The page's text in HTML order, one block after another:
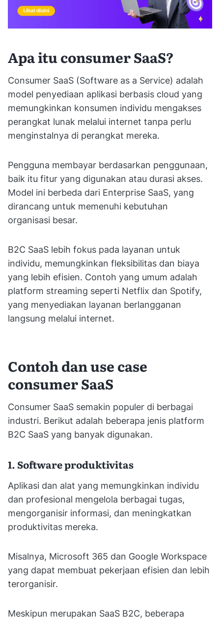
Apa itu consumer SaaS?
Consumer SaaS (Software as a Service) adalah
model penyediaan aplikasi berbasis cloud yang
memungkinkan konsumen individu mengakses
perangkat lunak melalui internet tanpa perlu
menginstalnya di perangkat mereka.
Pengguna membayar berdasarkan penggunaan,
baik itu fitur yang digunakan atau durasi akses.
Model ini berbeda dari Enterprise SaaS, yang
dirancang untuk memenuhi kebutuhan
organisasi besar.
B2C SaaS lebih fokus pada layanan untuk
individu, memungkinkan fleksibilitas dan biaya
yang lebih efisien. Contoh yang umum adalah
platform streaming seperti Netflix dan Spotify,
yang menyediakan layanan berlangganan
langsung melalui internet.
Contoh dan use case
consumer SaaS
Consumer SaaS semakin populer di berbagai
industri. Berikut adalah beberapa jenis platform
B2C SaaS yang banyak digunakan.
1. Software produktivitas
Aplikasi dan alat yang memungkinkan individu
dan profesional mengelola berbagai tugas,
mengorganisir informasi, dan meningkatkan
produktivitas mereka.
Misalnya, Microsoft 365 dan Google Workspace
yang dapat membuat pekerjaan efisien dan lebih
terorganisir.
Meskipun merupakan SaaS B2C, beberapa